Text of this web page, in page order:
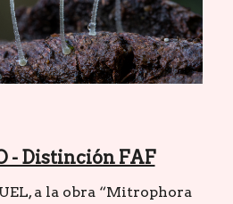
- Distinción FAF
a la obra “Mitrophora